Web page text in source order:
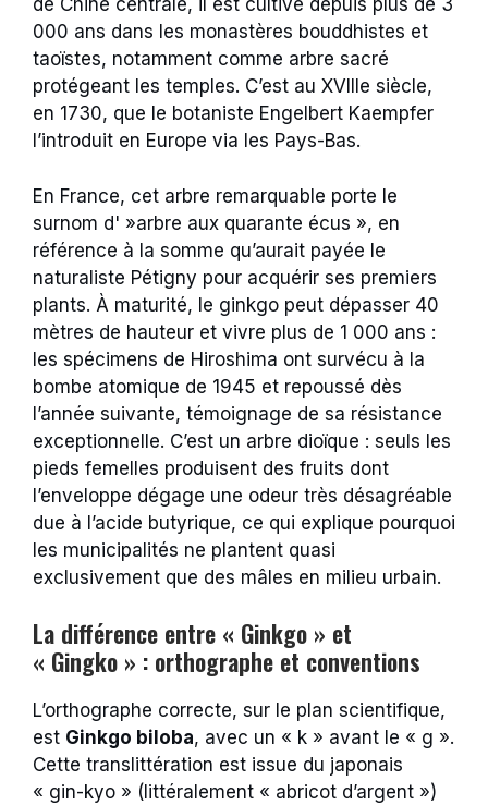
de Chine centrale, il est cultivé depuis plus de 3
000 ans dans les monastères bouddhistes et
taoïstes, notamment comme arbre sacré
protégeant les temples. C’est au XVIIIe siècle,
en 1730, que le botaniste Engelbert Kaempfer
l’introduit en Europe via les Pays-Bas.
En France, cet arbre remarquable porte le
surnom d' »arbre aux quarante écus », en
référence à la somme qu’aurait payée le
naturaliste Pétigny pour acquérir ses premiers
plants. À maturité, le ginkgo peut dépasser 40
mètres de hauteur et vivre plus de 1 000 ans :
les spécimens de Hiroshima ont survécu à la
bombe atomique de 1945 et repoussé dès
l’année suivante, témoignage de sa résistance
exceptionnelle. C’est un arbre dioïque : seuls les
pieds femelles produisent des fruits dont
l’enveloppe dégage une odeur très désagréable
due à l’acide butyrique, ce qui explique pourquoi
les municipalités ne plantent quasi
exclusivement que des mâles en milieu urbain.
La différence entre « Ginkgo » et
« Gingko » : orthographe et conventions
L’orthographe correcte, sur le plan scientifique,
est Ginkgo biloba, avec un « k » avant le « g ».
Cette translittération est issue du japonais
« gin-kyo » (littéralement « abricot d’argent »)